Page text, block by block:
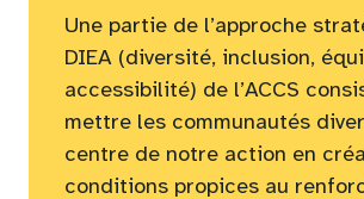
Une partie de l’approche
DIEA (diversité, inclusion,
accessibilité) de l’ACCS
mettre les communautés
centre de notre action en
conditions propices au